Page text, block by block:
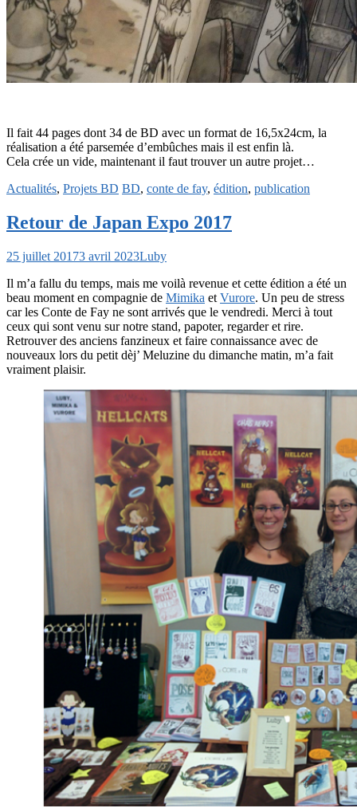
Il fait 44 pages dont 34 de BD avec un format de 16,5x24cm, la
réalisation a été parsemée d’embûches mais il est enfin là.
Cela crée un vide, maintenant il faut trouver un autre projet…
Actualités, Projets BD BD, conte de fay, édition, publication
Retour de Japan Expo 2017
25 juillet 20173 avril 2023Luby
Il m’a fallu du temps, mais me voilà revenue et cette édition a été un
beau moment en compagnie de Mimika et Vurore. Un peu de stress
car les Conte de Fay ne sont arrivés que le vendredi. Merci à tout
ceux qui sont venu sur notre stand, papoter, regarder et rire.
Retrouver des anciens fanzineux et faire connaissance avec de
nouveaux lors du petit dèj’ Meluzine du dimanche matin, m’a fait
vraiment plaisir.